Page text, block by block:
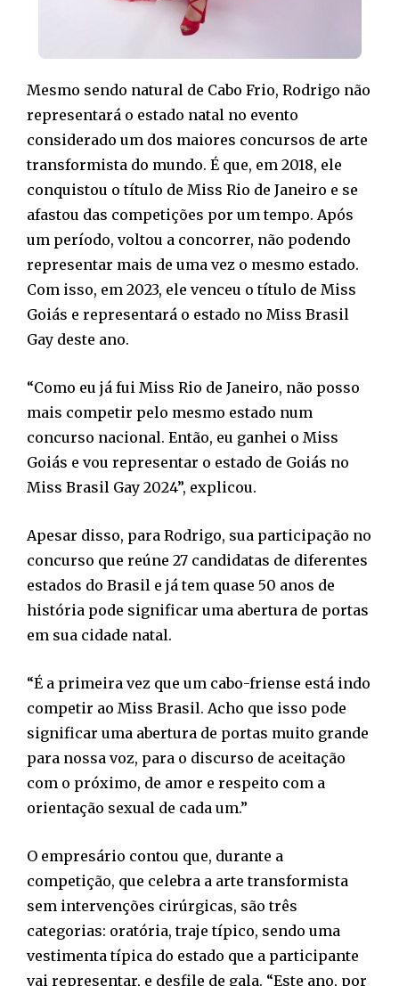
Mesmo sendo natural de Cabo Frio, Rodrigo não
representará o estado natal no evento
considerado um dos maiores concursos de arte
transformista do mundo. É que, em 2018, ele
conquistou o título de Miss Rio de Janeiro e se
afastou das competições por um tempo. Após
um período, voltou a concorrer, não podendo
representar mais de uma vez o mesmo estado.
Com isso, em 2023, ele venceu o título de Miss
Goiás e representará o estado no Miss Brasil
Gay deste ano.
“Como eu já fui Miss Rio de Janeiro, não posso
mais competir pelo mesmo estado num
concurso nacional. Então, eu ganhei o Miss
Goiás e vou representar o estado de Goiás no
Miss Brasil Gay 2024”, explicou.
Apesar disso, para Rodrigo, sua participação no
concurso que reúne 27 candidatas de diferentes
estados do Brasil e já tem quase 50 anos de
história pode significar uma abertura de portas
em sua cidade natal.
“É a primeira vez que um cabo-friense está indo
competir ao Miss Brasil. Acho que isso pode
significar uma abertura de portas muito grande
para nossa voz, para o discurso de aceitação
com o próximo, de amor e respeito com a
orientação sexual de cada um.”
O empresário contou que, durante a
competição, que celebra a arte transformista
sem intervenções cirúrgicas, são três
categorias: oratória, traje típico, sendo uma
vestimenta típica do estado que a participante
vai representar, e desfile de gala. “Este ano, por